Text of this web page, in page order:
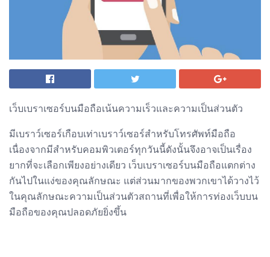
เว็บเบราเซอร์บนมือถือเน้นความเร็วและความเป็นส่วนตัว
มีเบราว์เซอร์เกือบเท่าเบราว์เซอร์สำหรับโทรศัพท์มือถือ
เนื่องจากมีสำหรับคอมพิวเตอร์ทุกวันนี้ดังนั้นจึงอาจเป็นเรื่อง
ยากที่จะเลือกเพียงอย่างเดียว เว็บเบราเซอร์บนมือถือแตกต่าง
กันไปในแง่ของคุณลักษณะ แต่ส่วนมากของพวกเขาได้วางไว้
ในคุณลักษณะความเป็นส่วนตัวสถานที่เพื่อให้การท่องเว็บบน
มือถือของคุณปลอดภัยยิ่งขึ้น